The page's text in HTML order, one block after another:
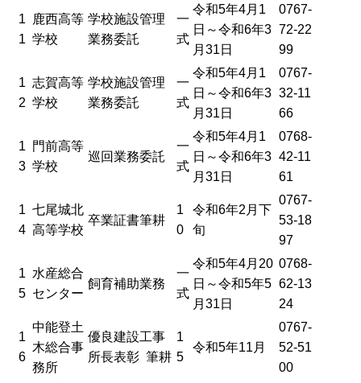
1
1
鹿西高等
学校
学校施設管理
業務委託
一
式
令和5年4月1
日～令和6年3
月31日
0767-
72-22
99
1
2
志賀高等
学校
学校施設管理
業務委託
一
式
令和5年4月1
日～令和6年3
月31日
0767-
32-11
66
1
3
門前高等
学校
巡回業務委託
一
式
令和5年4月1
日～令和6年3
月31日
0768-
42-11
61
1
4
七尾城北
高等学校
卒業証書筆耕
1
0
令和6年2月下
旬
0767-
53-18
97
1
5
水産総合
センター
飼育補助業務
一
式
令和5年4月20
日～令和5年5
月31日
0768-
62-13
24
1
6
中能登土
木総合事
務所
優良建設工事
所長表彰 筆耕
1
5
令和5年11月
0767-
52-51
00